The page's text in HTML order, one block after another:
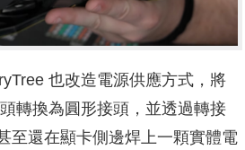
也改造電源供應方式，將
轉換為圓形接頭，並透過轉接
至還在顯卡側邊焊上一顆實體電